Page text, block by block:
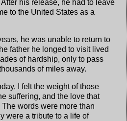
his release, he had to leave
to the United States as a
he was unable to return to
father he longed to visit lived
of hardship, only to pass
of miles away.
I felt the weight of those
suffering, and the love that
words were more than
were a tribute to a life of